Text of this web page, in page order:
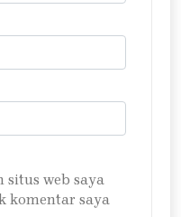
situs web saya
komentar saya